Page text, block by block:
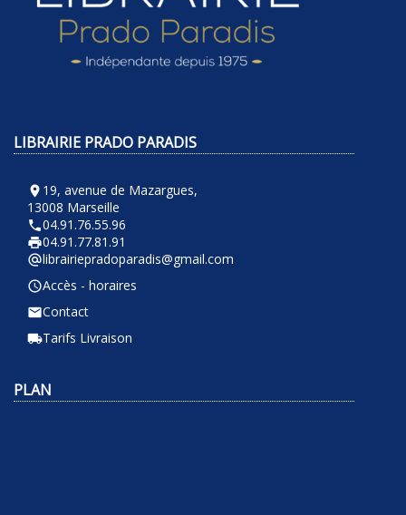
LIBRAIRIE PRADO PARADIS
room 19, avenue de Mazargues,
13008 Marseille
phone04.91.76.55.96
local_printshop04.91.77.81.91
alternate_emaillibrairiepradoparadis@gmail.com
query_builderAccès - horaires
emailContact
local_shippingTarifs Livraison
PLAN